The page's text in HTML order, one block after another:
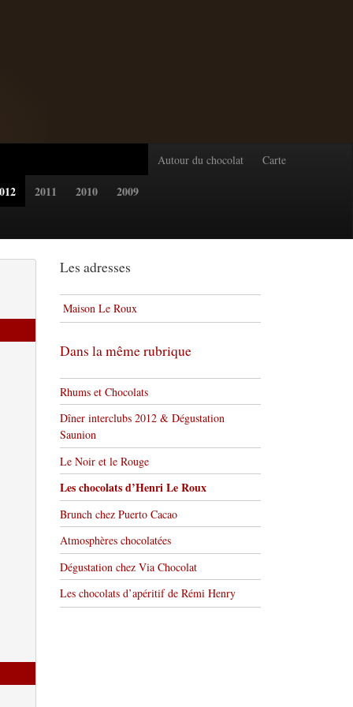
2011 2010 2009
Autour du chocolat Carte
Les adresses
Maison Le Roux
Dans la même rubrique
Rhums et Chocolats
Dîner interclubs 2012 & Dégustation
Saunion
Le Noir et le Rouge
Les chocolats d’Henri Le Roux
Brunch chez Puerto Cacao
Atmosphères chocolatées
Dégustation chez Via Chocolat
Les chocolats d’apéritif de Rémi Henry